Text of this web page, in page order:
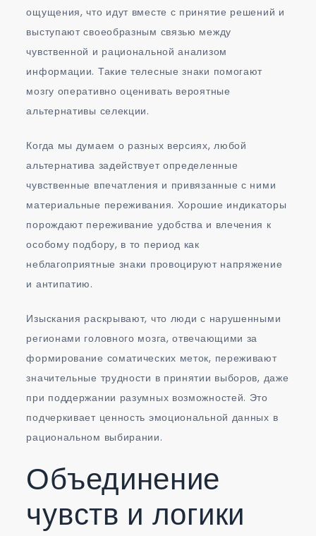
ощущения, что идут вместе с принятие решений и
выступают своеобразным связью между
чувственной и рациональной анализом
информации. Такие телесные знаки помогают
мозгу оперативно оценивать вероятные
альтернативы селекции.
Когда мы думаем о разных версиях, любой
альтернатива задействует определенные
чувственные впечатления и привязанные с ними
материальные переживания. Хорошие индикаторы
порождают переживание удобства и влечения к
особому подбору, в то период как
неблагоприятные знаки провоцируют напряжение
и антипатию.
Изыскания раскрывают, что люди с нарушенными
регионами головного мозга, отвечающими за
формирование соматических меток, переживают
значительные трудности в принятии выборов, даже
при поддержании разумных возможностей. Это
подчеркивает ценность эмоциональной данных в
рациональном выбирании.
Объединение
чувств и логики